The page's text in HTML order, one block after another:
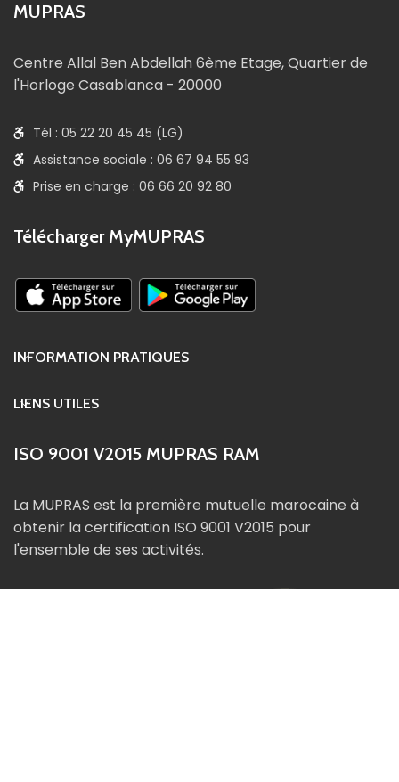
MUPRAS
Centre Allal Ben Abdellah 6ème Etage, Quartier de
l'Horloge Casablanca - 20000
Tél : 05 22 20 45 45 (LG)
Assistance sociale : 06 67 94 55 93
Prise en charge : 06 66 20 92 80
Télécharger MyMUPRAS
INFORMATION PRATIQUES
LIENS UTILES
ISO 9001 V2015 MUPRAS RAM
La MUPRAS est la première mutuelle marocaine à
obtenir la certification ISO 9001 V2015 pour
l'ensemble de ses activités.